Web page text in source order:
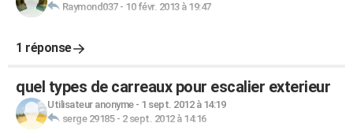
Raymond037- 10 févr. 2013 à 19:47
1 réponse
quel types de carreaux pour escalier exterieur
Utilisateur anonyme- 1 sept. 2012 à 14:19
serge 29185- 2 sept. 2012 à 14:16